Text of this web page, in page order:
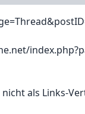
als Links-